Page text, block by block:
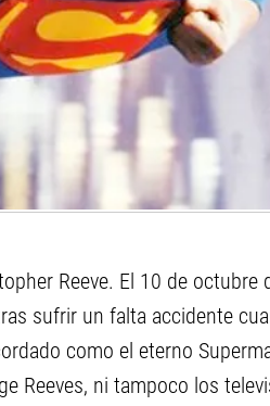
Reeve. El 10 de octubre
sufrir un falta accidente
como el eterno
Reeves, ni tampoco los